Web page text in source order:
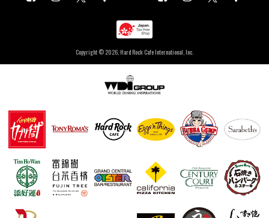
Copyright © 2026, Hard Rock Cafe International, Inc.